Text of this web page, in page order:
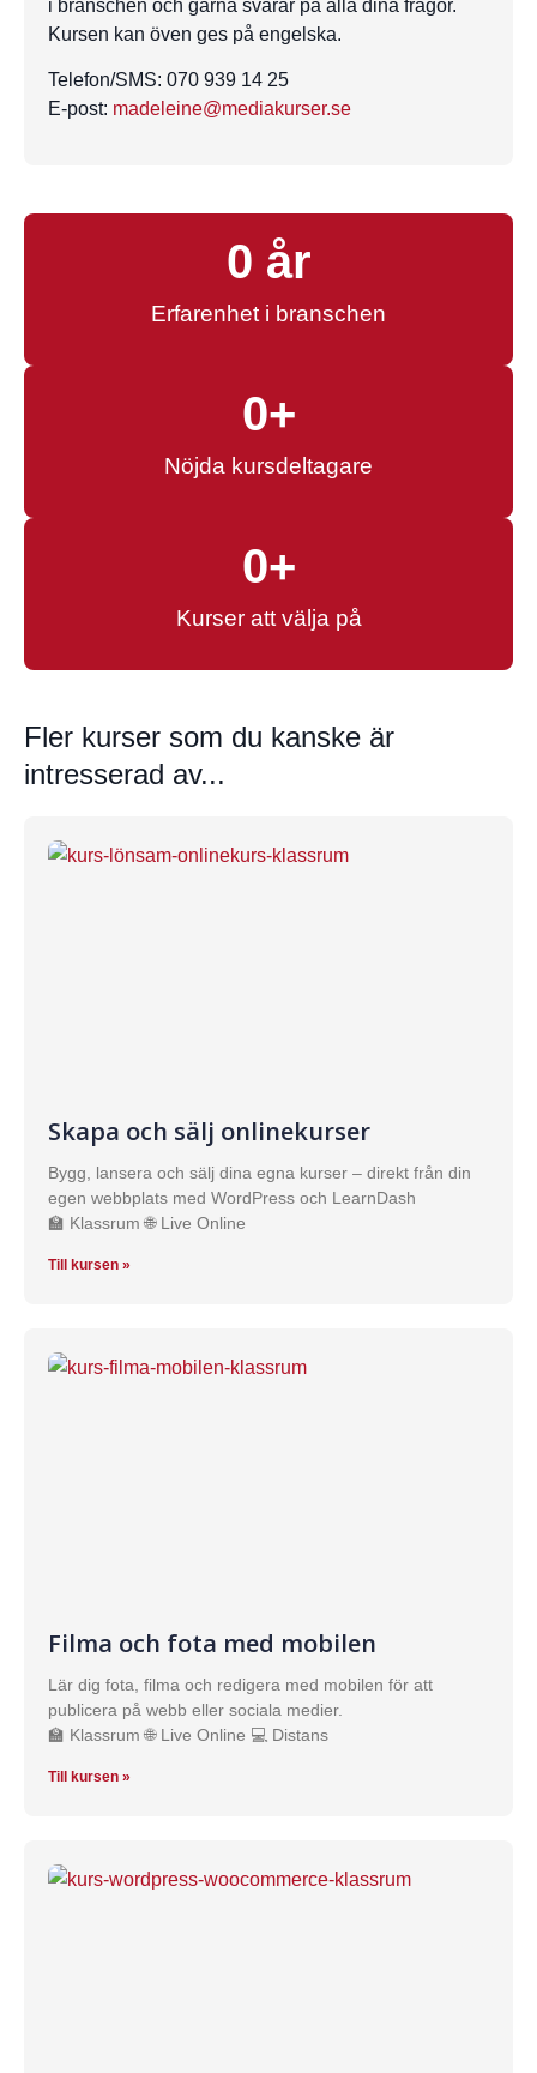
i branschen och gärna svarar på alla dina frågor.
Kursen kan öven ges på engelska.
Telefon/SMS: 070 939 14 25
E-post: madeleine@mediakurser.se
Erfarenhet i branschen
0 år
Nöjda kursdeltagare
0+
Kurser att välja på
0+
Fler kurser som du kanske är
intresserad av...
Skapa och sälj onlinekurser
Bygg, lansera och sälj dina egna kurser – direkt från din
egen webbplats med WordPress och LearnDash
🏫 Klassrum 🌐 Live Online
Till kursen »
Filma och fota med mobilen
Lär dig fota, filma och redigera med mobilen för att
publicera på webb eller sociala medier.
🏫 Klassrum 🌐 Live Online 💻 Distans
Till kursen »